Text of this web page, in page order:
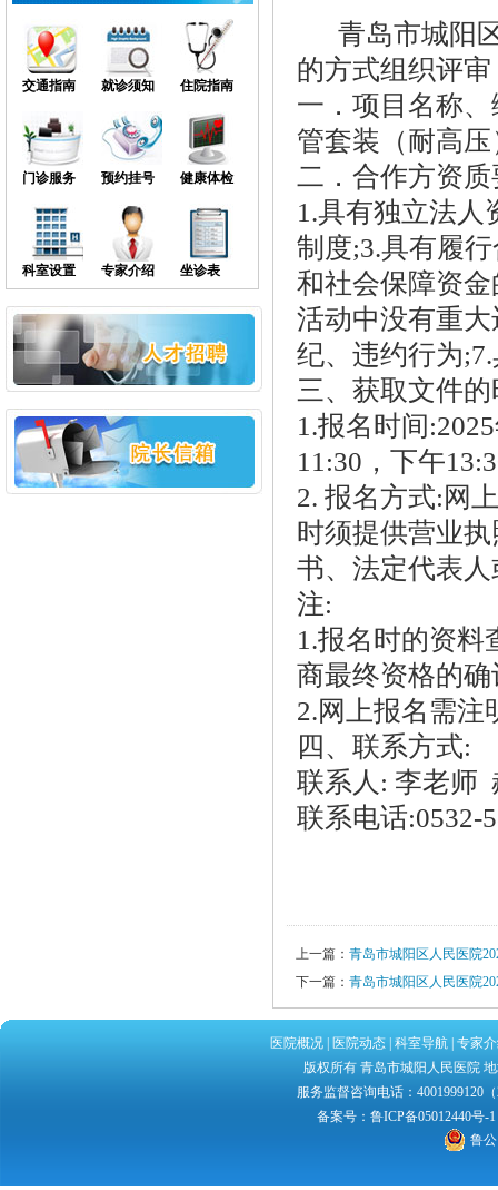
交通指南 就诊须知 住院指南
门诊服务 预约挂号 健康体检
科室设置 专家介绍 坐诊表
青岛市城阳
的方式组织评
一．项目名称、
管套装（耐高压
二．合作方资
1.具有独立法人
制度;3.具有履
和社会保障资
活动中没有重
纪、违约行为;7.
三、获取文件
1.报名时间 :2025
11:30 ，下午
2. 报名方式: 网
时须提供营业
书、法定代表
注:
1.报名时的资料
商最终资格的确
2.网上报名需注
四 、联系方式:
联系人 : 李老师
联系电话:0532-
上一篇： 青岛市城阳区人民医院
下一篇： 青岛市城阳区人民医院
医院概况| 医院动态| 科室导航| 专家
版权所有 青岛市城阳人民医院
服务监督咨询电话：4001999120
备案号： 鲁ICP备05012440号-1
鲁公